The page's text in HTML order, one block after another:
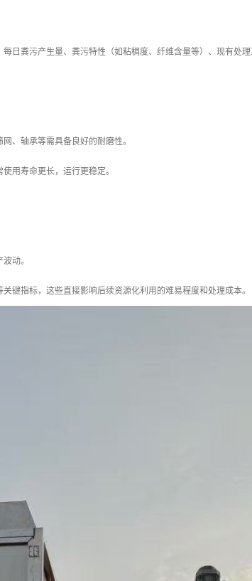
日粪污产生量、粪污特性（如粘稠度、纤维含量等）、现有处理
、轴承等需具备良好的耐磨性。
用寿命更长，运行更稳定。
动。
键指标，这些直接影响后续资源化利用的难易程度和处理成本。